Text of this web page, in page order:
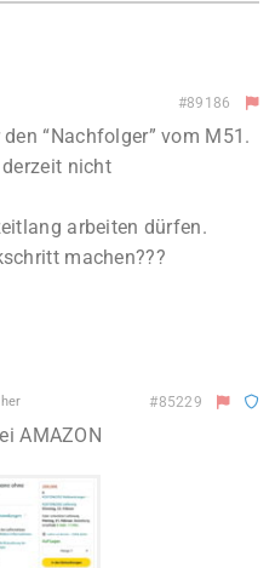
#89186
“Nachfolger” vom M51.
nicht
arbeiten dürfen.
machen???
#85229
AMAZON